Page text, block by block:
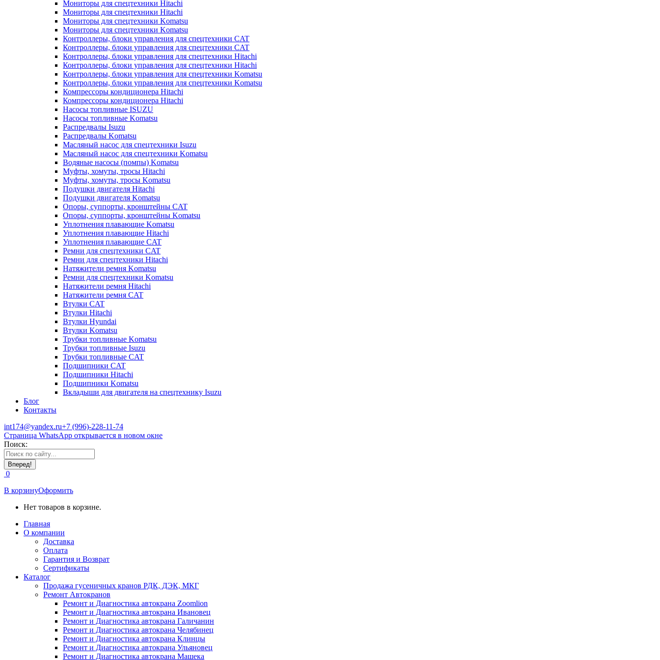
Мониторы для спецтехники Hitachi
Мониторы для спецтехники Hitachi
Мониторы для спецтехники Komatsu
Мониторы для спецтехники Komatsu
Контроллеры, блоки управления для спецтехники CAT
Контроллеры, блоки управления для спецтехники CAT
Контроллеры, блоки управления для спецтехники Hitachi
Контроллеры, блоки управления для спецтехники Hitachi
Контроллеры, блоки управления для спецтехники Komatsu
Контроллеры, блоки управления для спецтехники Komatsu
Компрессоры кондиционера Hitachi
Компрессоры кондиционера Hitachi
Насосы топливные ISUZU
Насосы топливные Komatsu
Распредвалы Isuzu
Распредвалы Komatsu
Масляный насос для спецтехники Isuzu
Масляный насос для спецтехники Komatsu
Водяные насосы (помпы) Komatsu
Муфты, хомуты, тросы Hitachi
Муфты, хомуты, тросы Komatsu
Подушки двигателя Hitachi
Подушки двигателя Komatsu
Опоры, суппорты, кронштейны CAT
Опоры, суппорты, кронштейны Komatsu
Уплотнения плавающие Komatsu
Уплотнения плавающие Hitachi
Уплотнения плавающие CAT
Ремни для спецтехники CAT
Ремни для спецтехники Hitachi
Натяжители ремня Komatsu
Ремни для спецтехники Komatsu
Натяжители ремня Hitachi
Натяжители ремня CAT
Втулки CAT
Втулки Hitachi
Втулки Hyundai
Втулки Komatsu
Трубки топливные Komatsu
Трубки топливные Isuzu
Трубки топливные CAT
Подшипники CAT
Подшипники Hitachi
Подшипники Komatsu
Вкладыши для двигателя на спецтехнику Isuzu
Блог
Контакты
int174@yandex.ru+7 (996)-228-11-74
Страница WhatsApp открывается в новом окне
Поиск:
0
В корзинуОформить
Нет товаров в корзине.
Главная
О компании
Доставка
Оплата
Гарантия и Возврат
Сертификаты
Каталог
Продажа гусеничных кранов РДК, ДЭК, МКГ
Ремонт Автокранов
Ремонт и Диагностика автокрана Zoomlion
Ремонт и Диагностика автокрана Ивановец
Ремонт и Диагностика автокрана Галичанин
Ремонт и Диагностика автокрана Челябинец
Ремонт и Диагностика автокрана Клинцы
Ремонт и Диагностика автокрана Ульяновец
Ремонт и Диагностика автокрана Машека